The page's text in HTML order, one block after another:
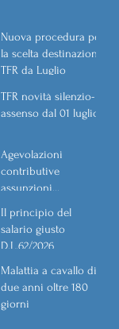
Nuova procedura per
la scelta destinazione
TFR da Luglio
TFR novità silenzio-
assenso dal 01 luglio
Agevolazioni
contributive
assunzioni
Il principio del
salario giusto
D.L.62/2026
Malattia a cavallo di
due anni oltre 180
giorni